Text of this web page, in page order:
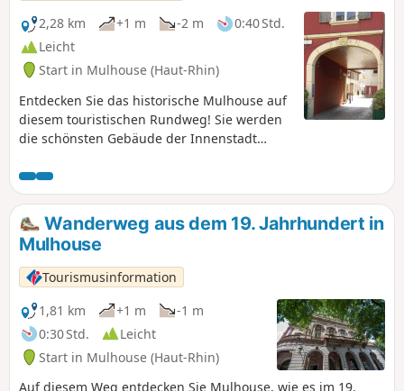
2,28 km
+1 m -2 m
0:40 Std.
Leicht
Start in Mulhouse (Haut-Rhin)
Entdecken Sie das historische Mulhouse auf
diesem touristischen Rundweg! Sie werden
die schönsten Gebäude der Innenstadt
schlendern Sie durch mittelalterliche Gassen
und betrachten die Häuser, die die
Geschichte der Stadt geprägt haben...
Wanderweg aus dem 19. Jahrhundert in
Mulhouse
Tourismusinformation
1,81 km
+1 m
-1 m
0:30 Std.
Leicht
Start in Mulhouse (Haut-Rhin)
Auf diesem Weg entdecken Sie Mulhouse, wie es im 19.